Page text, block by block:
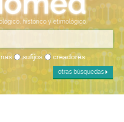
histórico y etimológico
sufijos creadores
otras búsquedas